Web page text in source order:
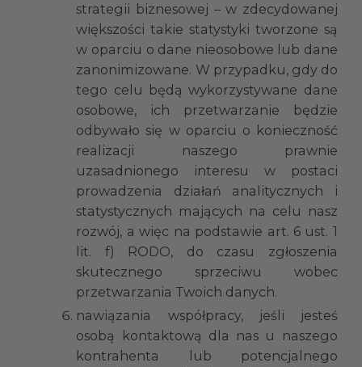
strategii biznesowej – w zdecydowanej
większości takie statystyki tworzone są
w oparciu o dane nieosobowe lub dane
zanonimizowane. W przypadku, gdy do
tego celu będą wykorzystywane dane
osobowe, ich przetwarzanie będzie
odbywało się w oparciu o konieczność
realizacji naszego prawnie
uzasadnionego interesu w postaci
prowadzenia działań analitycznych i
statystycznych mających na celu nasz
rozwój, a więc na podstawie art. 6 ust. 1
lit. f) RODO, do czasu zgłoszenia
skutecznego sprzeciwu wobec
przetwarzania Twoich danych.
nawiązania współpracy, jeśli jesteś
osobą kontaktową dla nas u naszego
kontrahenta lub potencjalnego